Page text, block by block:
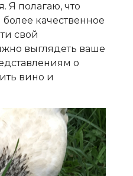
Я полагаю, что
качественное
свой
выглядеть ваше
о
вино и